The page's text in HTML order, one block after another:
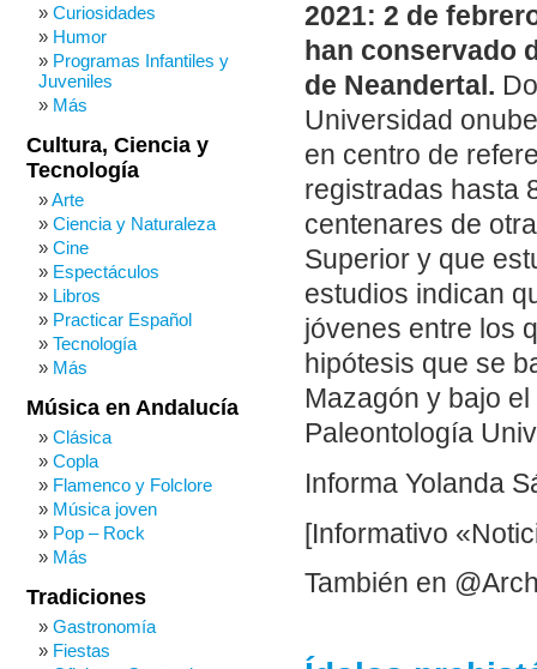
2021: 2 de
han conservado
de Neandertal.
Universidad
en centro de
registradas hasta
centenares de
Superior y que
estudios indican
jóvenes entre los
hipótesis que se
Mazagón y bajo
Paleontología
Informa Yolanda
[Informativo
También en
Curiosidades
Humor
Programas Infantiles y
Juveniles
Más
Cultura, Ciencia y
Tecnología
Arte
Ciencia y Naturaleza
Cine
Espectáculos
Libros
Practicar Español
Tecnología
Más
Música en Andalucía
Clásica
Copla
Flamenco y Folclore
Música joven
Pop – Rock
Más
Tradiciones
Gastronomía
Fiestas